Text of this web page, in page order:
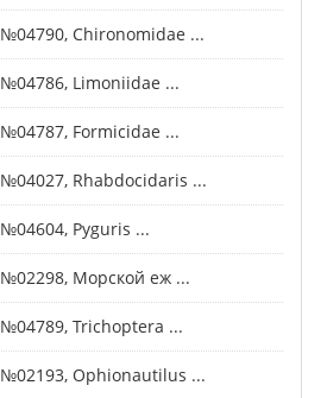
№04790, Chironomidae ...
№04786, Limoniidae ...
№04787, Formicidae ...
№04027, Rhabdocidaris ...
№04604, Pyguris ...
№02298, Морской еж ...
№04789, Trichoptera ...
№02193, Ophionautilus ...